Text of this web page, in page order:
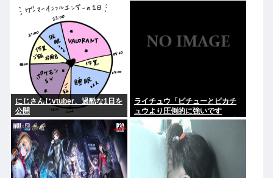
にじさんじvtuber、過酷な1日を
公開
ライチュウ「ピチューとピカチ
ュウより圧倒的に強いです
www」←こいつが不人気な理由